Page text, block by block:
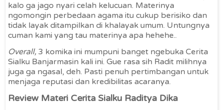
kalo ga jago nyari celah kelucuan. Materinya
ngomongin perbedaan agama itu cukup berisiko dan
tidak layak ditampilkan di khalayak umum. Untungnya
cuman kami yang tau materinya apa hehehe..
Overall, 3 komika ini mumpuni banget ngebuka Cerita
Sialku Banjarmasin kali ini. Gue rasa sih Radit milihnya
juga ga ngasal, deh. Pasti penuh pertimbangan untuk
menjaga reputasi dan kredibilitas acaranya.
Review Materi Cerita Sialku Raditya Dika